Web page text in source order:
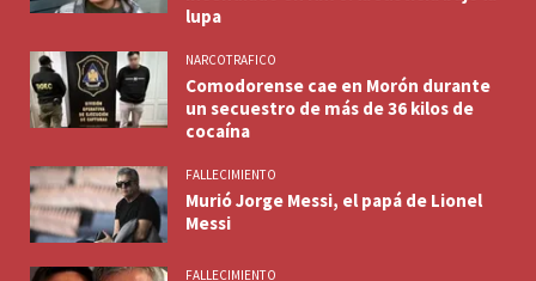
lupa
NARCOTRAFICO
Comodorense cae en Morón durante
un secuestro de más de 36 kilos de
cocaína
FALLECIMIENTO
Murió Jorge Messi, el papá de Lionel
Messi
FALLECIMIENTO